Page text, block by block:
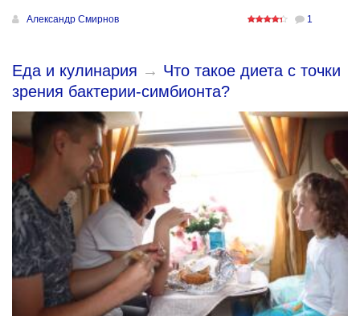
Александр Смирнов 1
Еда и кулинария → Что такое диета с точки
зрения бактерии-симбионта?